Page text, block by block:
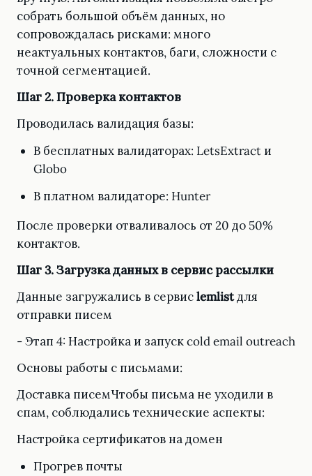
собрать большой объём данных, но
сопровождалась рисками: много
неактуальных контактов, баги, сложности с
точной сегментацией.
Шаг 2. Проверка контактов
Проводилась валидация базы:
В бесплатных валидаторах: LetsExtract и
Globo
В платном валидаторе: Hunter
После проверки отваливалось от 20 до 50%
контактов.
Шаг 3. Загрузка данных в сервис рассылки
Данные загружались в сервисlemlistдля
отправки писем
- Этап 4: Настройка и запуск cold email outreach
Основы работы с письмами:
Доставка писемЧтобы письма не уходили в
спам, соблюдались технические аспекты:
Настройка сертификатов на домен
Прогрев почты